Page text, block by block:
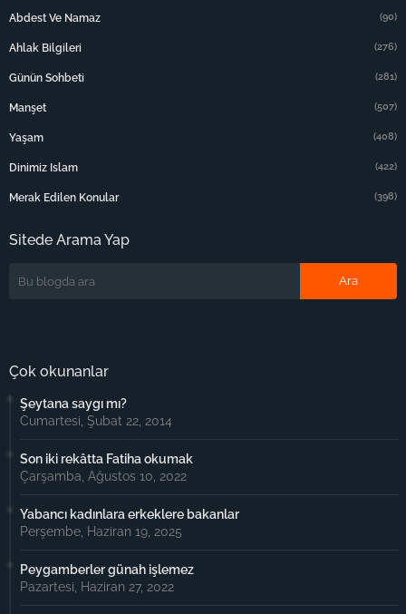
Abdest Ve Namaz (90)
Ahlak Bilgileri (276)
Günün Sohbeti (281)
Manşet (507)
Yaşam (408)
Dinimiz Islam (422)
Merak Edilen Konular (398)
Sitede Arama Yap
Çok okunanlar
Şeytana saygı mı?
Cumartesi, Şubat 22, 2014
Son iki rekâtta Fatiha okumak
Çarşamba, Ağustos 10, 2022
Yabancı kadınlara erkeklere bakanlar
Perşembe, Haziran 19, 2025
Peygamberler günah işlemez
Pazartesi, Haziran 27, 2022